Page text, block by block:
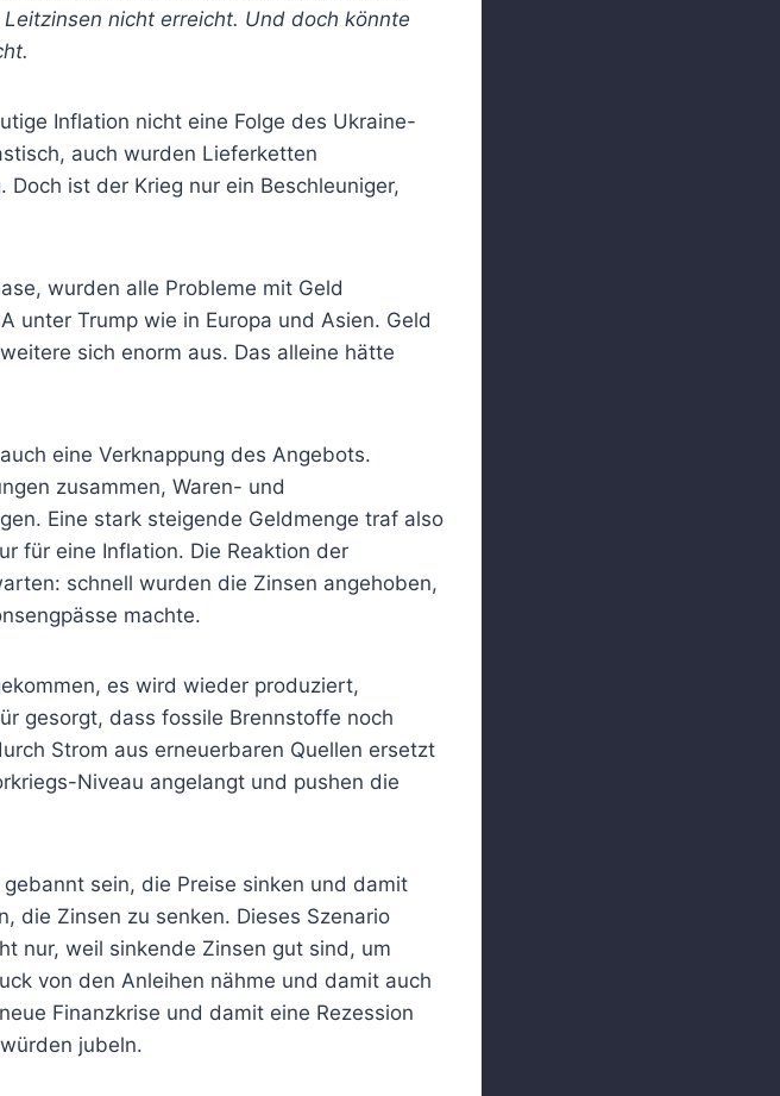
nicht erreicht. Und doch könnte
Inflation nicht eine Folge des Ukraine-
auch wurden Lieferketten
ist der Krieg nur ein Beschleuniger,
wurden alle Probleme mit Geld
unter Trump wie in Europa und Asien. Geld
sich enorm aus. Das alleine hätte
eine Verknappung des Angebots.
zusammen, Waren- und
Eine stark steigende Geldmenge traf also
für eine Inflation. Die Reaktion der
schnell wurden die Zinsen angehoben,
machte.
es wird wieder produziert,
gesorgt, dass fossile Brennstoffe noch
Strom aus erneuerbaren Quellen ersetzt
Niveau angelangt und pushen die
sein, die Preise sinken und damit
die Zinsen zu senken. Dieses Szenario
nur, weil sinkende Zinsen gut sind, um
von den Anleihen nähme und damit auch
Finanzkrise und damit eine Rezession
jubeln.